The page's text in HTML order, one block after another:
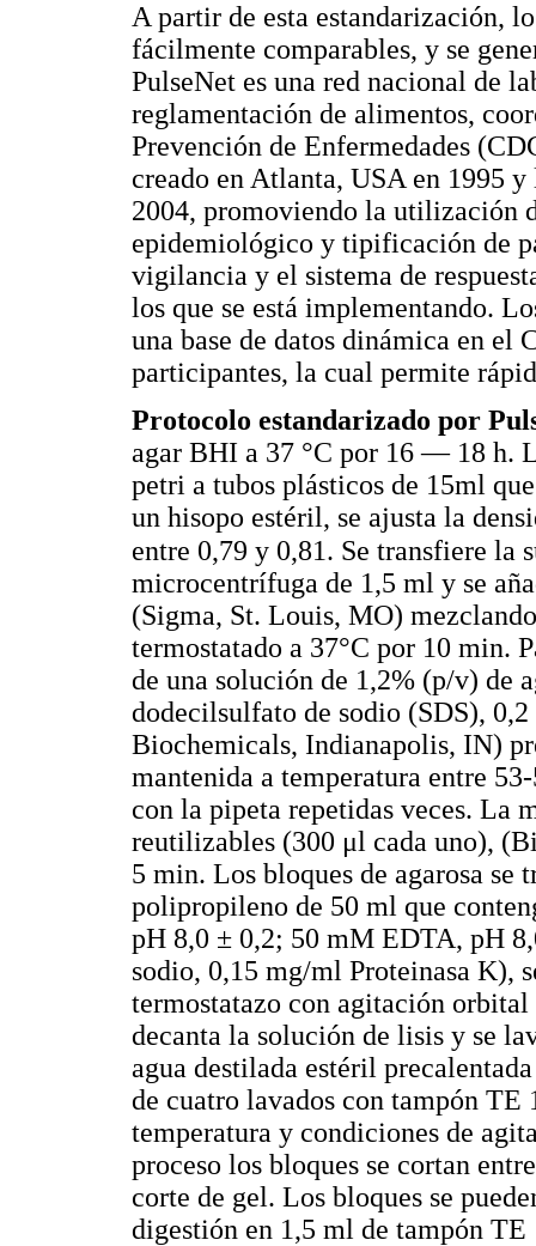
A partir de esta estandarización,
fácilmente comparables, y se
PulseNet es una red nacional de
reglamentación de alimentos,
Prevención de Enfermedades
creado en Atlanta, USA en 1995
2004, promoviendo la utilización
epidemiológico y tipificación de
vigilancia y el sistema de
los que se está implementando.
una base de datos dinámica en el
participantes, la cual permite
Protocolo estandarizado por
agar BHI a 37 °C por 16 — 18 h.
petri a tubos plásticos de 15ml
un hisopo estéril, se ajusta la
entre 0,79 y 0,81. Se transfiere la
microcentrífuga de 1,5 ml y se
(Sigma, St. Louis, MO)
termostatado a 37°C por 10 min.
de una solución de 1,2% (p/v) de
dodecilsulfato de sodio (SDS),
Biochemicals, Indianapolis, IN)
mantenida a temperatura entre
con la pipeta repetidas veces. La
reutilizables (300 μl cada uno),
5 min. Los bloques de agarosa se
polipropileno de 50 ml que
pH 8,0 ± 0,2; 50 mM EDTA, pH
sodio, 0,15 mg/ml Proteinasa K),
termostatazo con agitación
decanta la solución de lisis y se
agua destilada estéril
de cuatro lavados con tampón
temperatura y condiciones de
proceso los bloques se cortan
corte de gel. Los bloques se
digestión en 1,5 ml de tampón TE